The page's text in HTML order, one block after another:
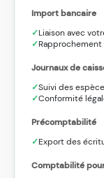
Import bancaire
Liaison avec
Journaux de
Suivi des
Conformité
Précomptabilité
Export des
Comptabilité